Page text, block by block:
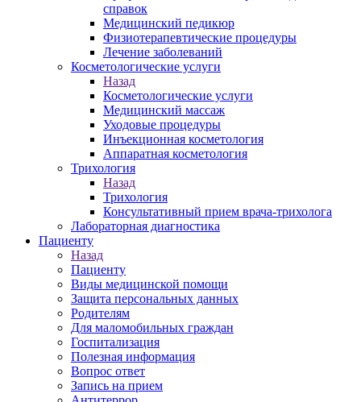
справок
Медицинский педикюр
Физиотерапевтические процедуры
Лечение заболеваний
Косметологические услуги
Назад
Косметологические услуги
Медицинский массаж
Уходовые процедуры
Инъекционная косметология
Аппаратная косметология
Трихология
Назад
Трихология
Консультативный прием врача-трихолога
Лабораторная диагностика
Пациенту
Назад
Пациенту
Виды медицинской помощи
Защита персональных данных
Родителям
Для маломобильных граждан
Госпитализация
Полезная информация
Вопрос ответ
Запись на прием